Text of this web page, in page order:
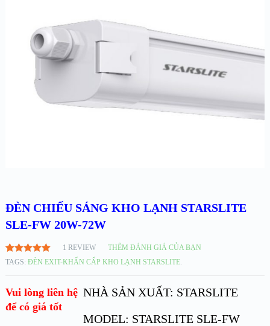
ĐÈN CHIẾU SÁNG KHO LẠNH STARSLITE
SLE-FW 20W-72W
5.00TRÊN
1
1 REVIEW
THÊM ĐÁNH GIÁ CỦA BẠN
TAGS: ĐÈN EXIT-KHẨN CẤP KHO LẠNH STARSLITE.
Vui lòng liên hệ
để có giá tốt
NHÀ SẢN XUẤT: STARSLITE
MODEL: STARSLITE SLE-FW